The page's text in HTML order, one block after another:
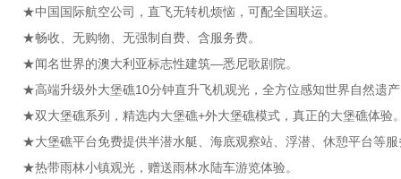
★中国国际航空公司，直飞无转机烦恼，可配全国联运。
★畅收、无购物、无强制自费、含服务费。
★闻名世界的澳大利亚标志性建筑—悉尼歌剧院。
★高端升级外大堡礁10分钟直升飞机观光，全方位感知世界自然遗
★双大堡礁系列，精选内大堡礁+外大堡礁模式，真正的大堡礁体验
★大堡礁平台免费提供半潜水艇、海底观察站、浮潜、休憩平台等服
★热带雨林小镇观光，赠送雨林水陆车游览体验。